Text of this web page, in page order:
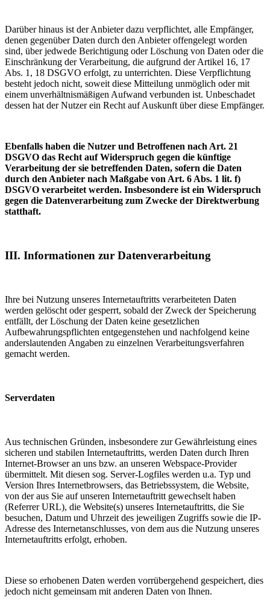
Darüber hinaus ist der Anbieter dazu verpflichtet, alle Empfänger,
denen gegenüber Daten durch den Anbieter offengelegt worden
sind, über jedwede Berichtigung oder Löschung von Daten oder die
Einschränkung der Verarbeitung, die aufgrund der Artikel 16, 17
Abs. 1, 18 DSGVO erfolgt, zu unterrichten. Diese Verpflichtung
besteht jedoch nicht, soweit diese Mitteilung unmöglich oder mit
einem unverhältnismäßigen Aufwand verbunden ist. Unbeschadet
dessen hat der Nutzer ein Recht auf Auskunft über diese Empfänger.
Ebenfalls haben die Nutzer und Betroffenen nach Art. 21
DSGVO das Recht auf Widerspruch gegen die künftige
Verarbeitung der sie betreffenden Daten, sofern die Daten
durch den Anbieter nach Maßgabe von Art. 6 Abs. 1 lit. f)
DSGVO verarbeitet werden. Insbesondere ist ein Widerspruch
gegen die Datenverarbeitung zum Zwecke der Direktwerbung
statthaft.
III. Informationen zur Datenverarbeitung
Ihre bei Nutzung unseres Internetauftritts verarbeiteten Daten
werden gelöscht oder gesperrt, sobald der Zweck der Speicherung
entfällt, der Löschung der Daten keine gesetzlichen
Aufbewahrungspflichten entgegenstehen und nachfolgend keine
anderslautenden Angaben zu einzelnen Verarbeitungsverfahren
gemacht werden.
Serverdaten
Aus technischen Gründen, insbesondere zur Gewährleistung eines
sicheren und stabilen Internetauftritts, werden Daten durch Ihren
Internet-Browser an uns bzw. an unseren Webspace-Provider
übermittelt. Mit diesen sog. Server-Logfiles werden u.a. Typ und
Version Ihres Internetbrowsers, das Betriebssystem, die Website,
von der aus Sie auf unseren Internetauftritt gewechselt haben
(Referrer URL), die Website(s) unseres Internetauftritts, die Sie
besuchen, Datum und Uhrzeit des jeweiligen Zugriffs sowie die IP-
Adresse des Internetanschlusses, von dem aus die Nutzung unseres
Internetauftritts erfolgt, erhoben.
Diese so erhobenen Daten werden vorrübergehend gespeichert, dies
jedoch nicht gemeinsam mit anderen Daten von Ihnen.